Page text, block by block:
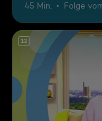
45 Min. Folge
12